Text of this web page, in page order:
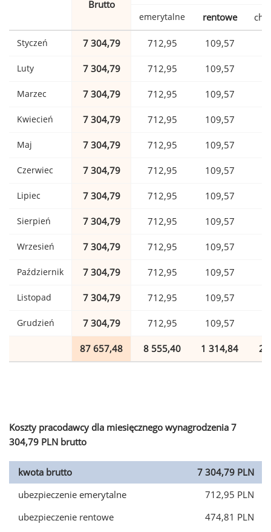
Brutto
emerytalne rentowe
Styczeń 7 304,79 712,95 109,57
Luty 7 304,79 712,95 109,57
Marzec 7 304,79 712,95 109,57
Kwiecień 7 304,79 712,95 109,57
Maj 7 304,79 712,95 109,57
Czerwiec 7 304,79 712,95 109,57
Lipiec 7 304,79 712,95 109,57
Sierpień 7 304,79 712,95 109,57
Wrzesień 7 304,79 712,95 109,57
Październik 7 304,79 712,95 109,57
Listopad 7 304,79 712,95 109,57
Grudzień 7 304,79 712,95 109,57
87 657,48 8 555,40 1 314,84 2
Koszty pracodawcy dla miesięcznego wynagrodzenia 7
304,79 PLN brutto
kwota brutto
7 304,79 PLN
ubezpieczenie emerytalne
712,95 PLN
ubezpieczenie rentowe
474,81 PLN